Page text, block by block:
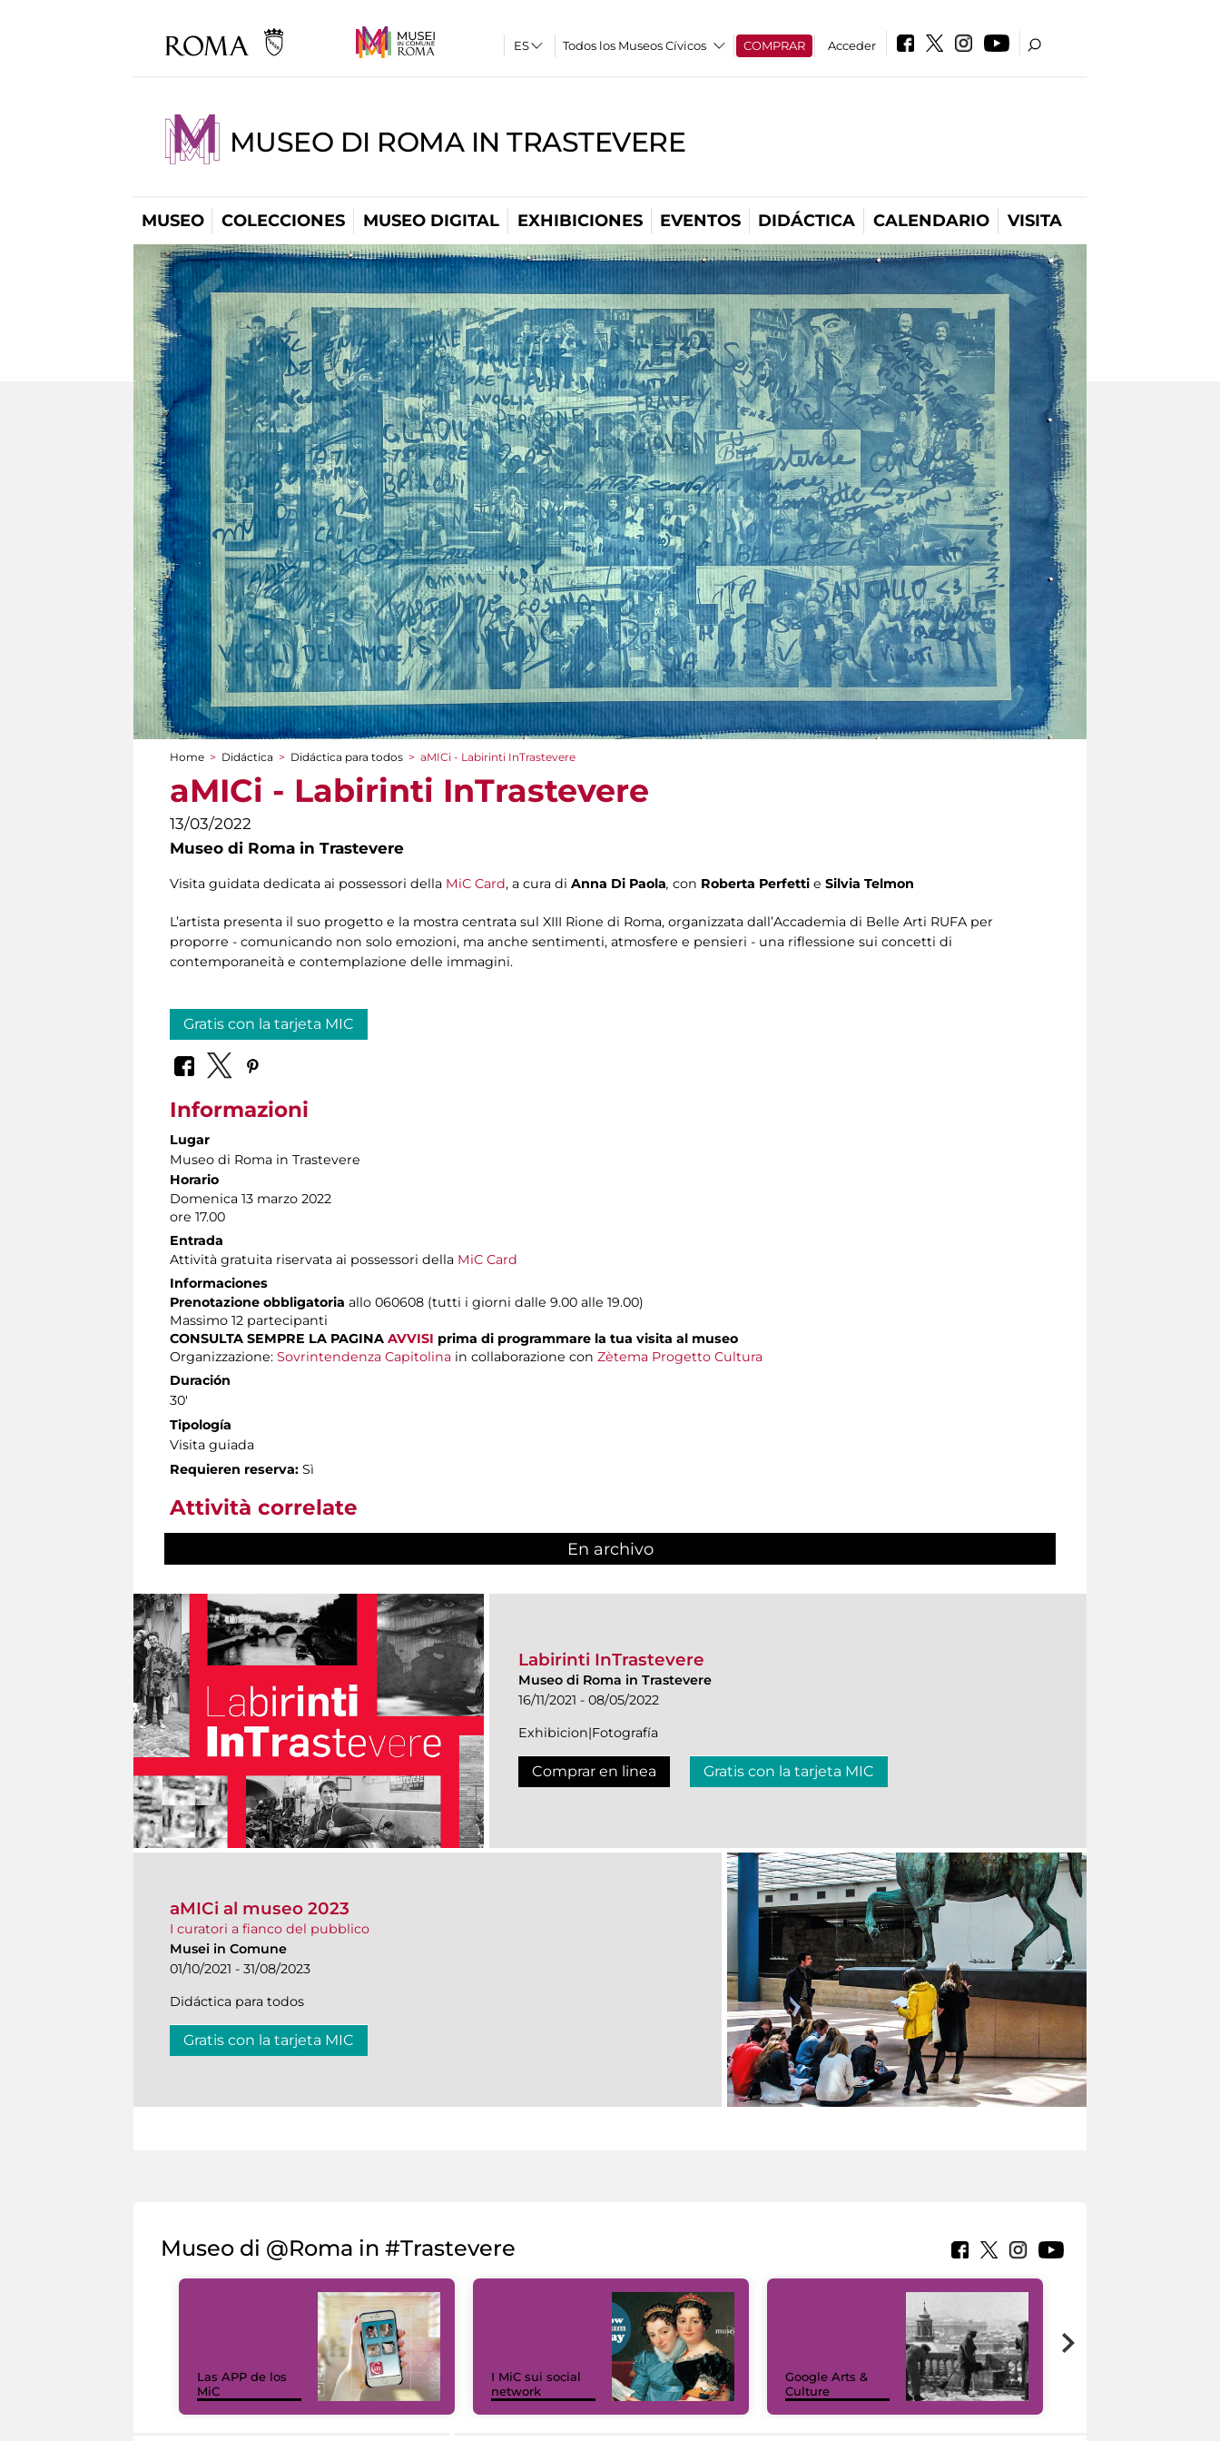
Todos los Museos Cívicos COMPRAR Acceder
MUSEO DI ROMA IN TRASTEVERE
MUSEO COLECCIONES MUSEO DIGITAL EXHIBICIONES EVENTOS DIDÁCTICA CALENDARIO VISITA
You are here
Home > Didáctica > Didáctica para todos > aMICi - Labirinti InTrastevere
aMICi - Labirinti InTrastevere
13/03/2022
Museo di Roma in Trastevere
Visita guidata dedicata ai possessori della MiC Card, a cura di Anna Di Paola, con Roberta Perfetti e Silvia Telmon
L’artista presenta il suo progetto e la mostra centrata sul XIII Rione di Roma, organizzata dall’Accademia di Belle Arti RUFA per
proporre - comunicando non solo emozioni, ma anche sentimenti, atmosfere e pensieri - una riflessione sui concetti di
contemporaneità e contemplazione delle immagini.
Gratis con la tarjeta MIC
Informazioni
Lugar
Museo di Roma in Trastevere
Horario
Domenica 13 marzo 2022
ore 17.00
Entrada
Attività gratuita riservata ai possessori della MiC Card
Informaciones
Prenotazione obbligatoria allo 060608 (tutti i giorni dalle 9.00 alle 19.00)
Massimo 12 partecipanti
CONSULTA SEMPRE LA PAGINA AVVISI prima di programmare la tua visita al museo
Organizzazione: Sovrintendenza Capitolina in collaborazione con Zètema Progetto Cultura
Duración
30'
Tipología
Visita guiada
Requieren reserva: Sì
Attività correlate
En archivo
Labirinti InTrastevere
Museo di Roma in Trastevere
16/11/2021 - 08/05/2022
Exhibicion|Fotografía
Comprar en linea Gratis con la tarjeta MIC
aMICi al museo 2023
I curatori a fianco del pubblico
Musei in Comune
01/10/2021 - 31/08/2023
Didáctica para todos
Gratis con la tarjeta MIC
Museo di @Roma in #Trastevere
Las APP de los
MiC
I MiC sui social
network
Google Arts &
Culture